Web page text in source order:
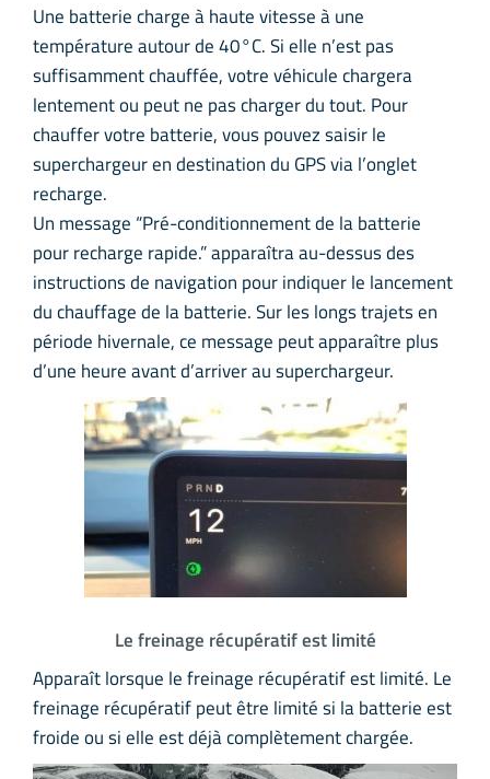
Une batterie charge à haute vitesse à une
température autour de 40°C. Si elle n’est pas
suffisamment chauffée, votre véhicule chargera
lentement ou peut ne pas charger du tout. Pour
chauffer votre batterie, vous pouvez saisir le
superchargeur en destination du GPS via l’onglet
recharge.
Un message “Pré-conditionnement de la batterie
pour recharge rapide.” apparaîtra au-dessus des
instructions de navigation pour indiquer le lancement
du chauffage de la batterie. Sur les longs trajets en
période hivernale, ce message peut apparaître plus
d’une heure avant d’arriver au superchargeur.
Le freinage récupératif est limité
Apparaît lorsque le freinage récupératif est limité. Le
freinage récupératif peut être limité si la batterie est
froide ou si elle est déjà complètement chargée.